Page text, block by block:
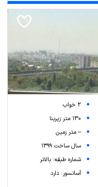
2 خواب
130 متر زیربنا
-- متر زمین
سال ساخت 1399
شماره طبقه: بالاتر
آسانسور: دارد